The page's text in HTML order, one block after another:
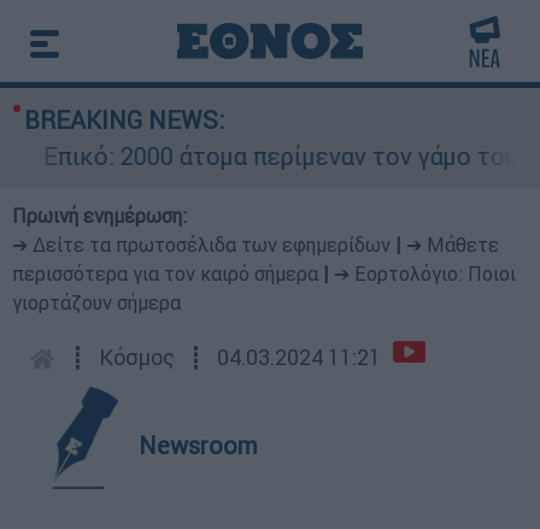
BREAKING NEWS:
2000 άτομα περίμεναν τον γάμο του
Πρωινή ενημέρωση:
➔ Δείτε τα πρωτοσέλιδα των εφημερίδων
➔ Μάθετε
περισσότερα για τον καιρό σήμερα
➔ Εορτολόγιο: Ποιοι
γιορτάζουν σήμερα
┋ Κόσμος ┋ 04.03.2024 11:21
Newsroom